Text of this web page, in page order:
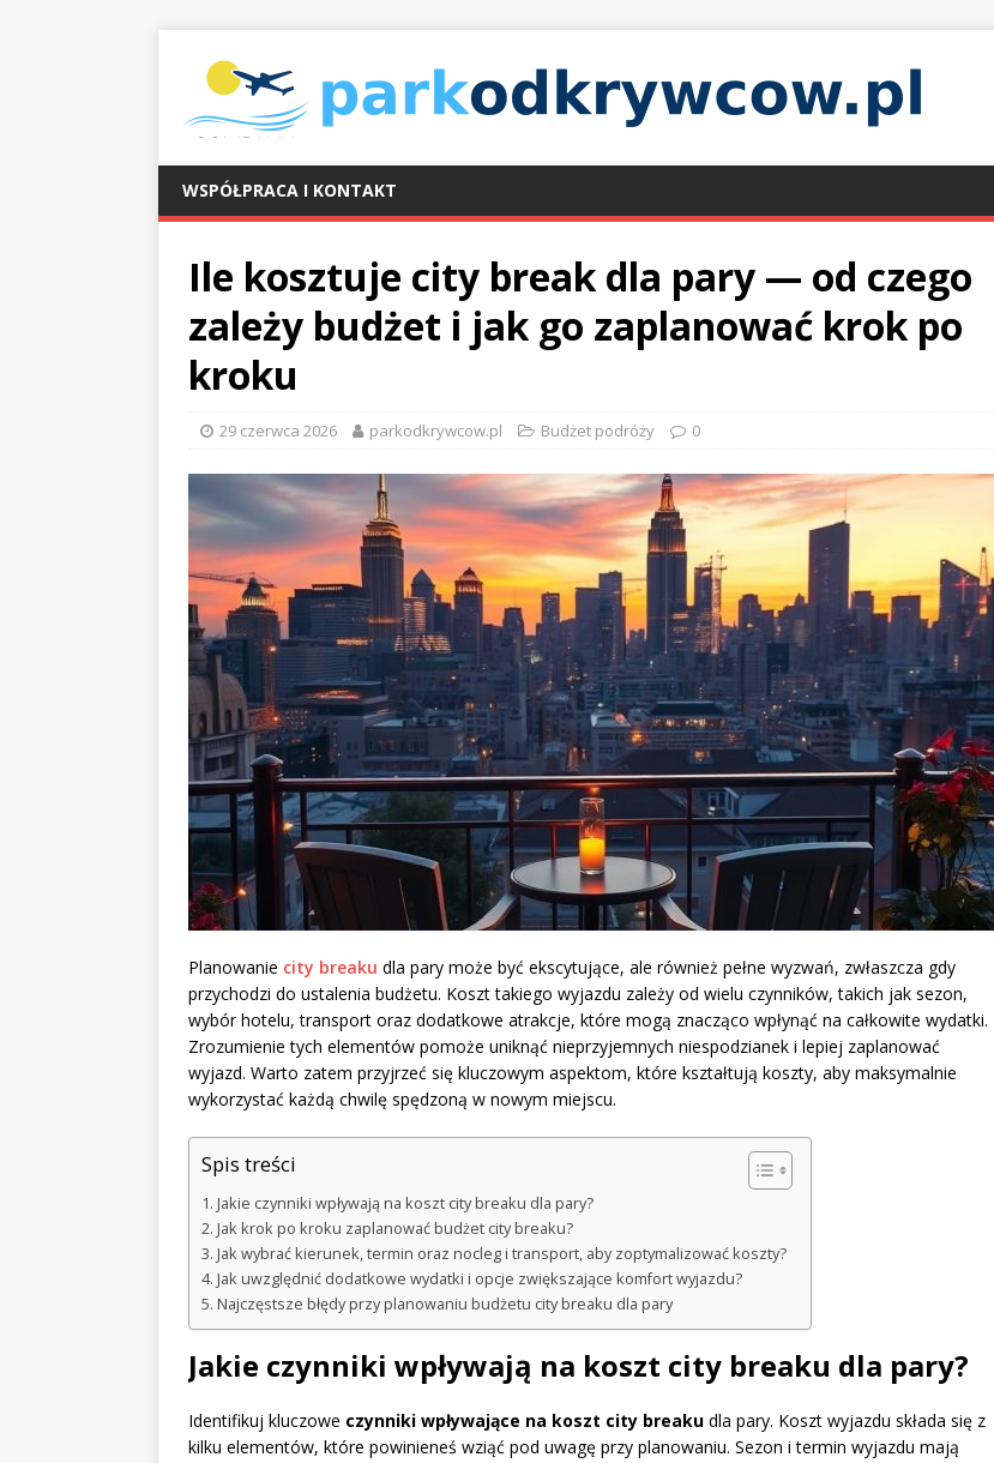
WSPÓŁPRACA I KONTAKT
Ile kosztuje city break dla pary — od czego
zależy budżet i jak go zaplanować krok po
kroku
29 czerwca 2026 parkodkrywcow.pl Budżet podróży 0
Planowanie city breaku dla pary może być ekscytujące, ale również pełne wyzwań, zwłaszcza gdy
przychodzi do ustalenia budżetu. Koszt takiego wyjazdu zależy od wielu czynników, takich jak sezon,
wybór hotelu, transport oraz dodatkowe atrakcje, które mogą znacząco wpłynąć na całkowite wydatki.
Zrozumienie tych elementów pomoże uniknąć nieprzyjemnych niespodzianek i lepiej zaplanować
wyjazd. Warto zatem przyjrzeć się kluczowym aspektom, które kształtują koszty, aby maksymalnie
wykorzystać każdą chwilę spędzoną w nowym miejscu.
Spis treści
Jakie czynniki wpływają na koszt city breaku dla pary?
Jak krok po kroku zaplanować budżet city breaku?
Jak wybrać kierunek, termin oraz nocleg i transport, aby zoptymalizować koszty?
Jak uwzględnić dodatkowe wydatki i opcje zwiększające komfort wyjazdu?
Najczęstsze błędy przy planowaniu budżetu city breaku dla pary
Jakie czynniki wpływają na koszt city breaku dla pary?
Identifikuj kluczowe czynniki wpływające na koszt city breaku dla pary. Koszt wyjazdu składa się z
kilku elementów, które powinieneś wziąć pod uwagę przy planowaniu. Sezon i termin wyjazdu mają